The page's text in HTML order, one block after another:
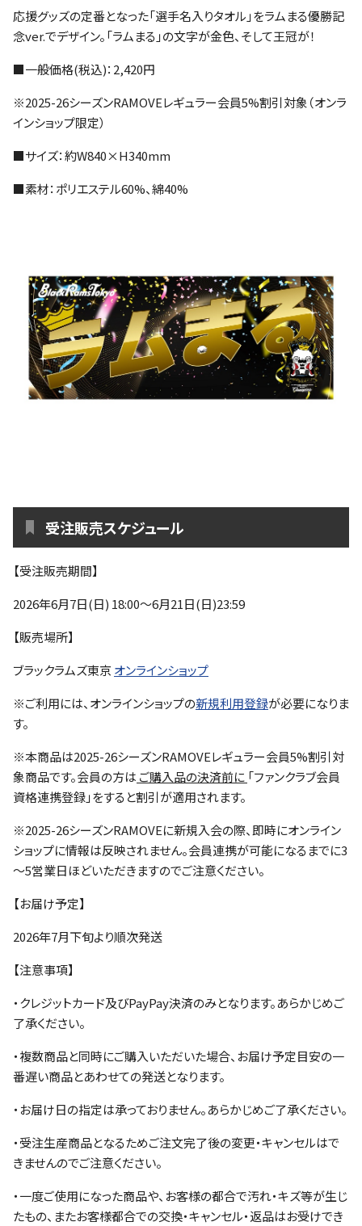
応援グッズの定番となった「選手名入りタオル」をラムまる優勝記
念ver.でデザイン。「ラムまる」の文字が金色、そして王冠が！
■一般価格(税込)：2,420円
※2025-26シーズンRAMOVEレギュラー会員5%割引対象（オンラ
インショップ限定）
■サイズ：約W840×H340mm
■素材：ポリエステル60%、綿40%
受注販売スケジュール
【受注販売期間】
2026年6月7日(日) 18:00～6月21日(日)23:59
【販売場所】
ブラックラムズ東京 オンラインショップ
※ご利用には、オンラインショップの新規利用登録が必要になりま
す。
※本商品は2025-26シーズンRAMOVEレギュラー会員5%割引対
象商品です。会員の方は ご購入品の決済前に 「ファンクラブ会員
資格連携登録」をすると割引が適用されます。
※2025-26シーズンRAMOVEに新規入会の際、即時にオンライン
ショップに情報は反映されません。会員連携が可能になるまでに3
～5営業日ほどいただきますのでご注意ください。
【お届け予定】
2026年7月下旬より順次発送
【注意事項】
・クレジットカード及びPayPay決済のみとなります。あらかじめご
了承ください。
・複数商品と同時にご購入いただいた場合、お届け予定目安の一
番遅い商品とあわせての発送となります。
・お届け日の指定は承っておりません。あらかじめご了承ください。
・受注生産商品となるためご注文完了後の変更・キャンセルはで
きませんのでご注意ください。
・一度ご使用になった商品や、お客様の都合で汚れ・キズ等が生じ
たもの、またお客様都合での交換・キャンセル・返品はお受けでき